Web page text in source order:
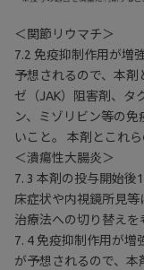
＜関節リウマチ＞
7.2 免疫抑制作用が増
予想されるので、本
ゼ（JAK）阻害剤、タ
ン、ミゾリビン等の
いこと。 本剤とこれ
＜潰瘍性大腸炎＞
7. 3 本剤の投与開始後
床症状や内視鏡所見等
治療法への切り替えを
7. 4 免疫抑制作用が増
が予想されるので、本